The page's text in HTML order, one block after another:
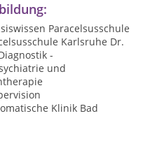
Paracelsusschule
Karlsruhe Dr.
-
und
Klinik Bad